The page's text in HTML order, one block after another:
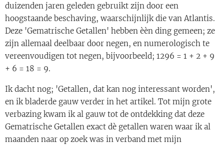
duizenden jaren geleden gebruikt zijn door een
hoogstaande beschaving, waarschijnlijk die van Atlantis.
Deze 'Gematrische Getallen' hebben èèn ding gemeen; ze
zijn allemaal deelbaar door negen, en numerologisch te
vereenvoudigen tot negen, bijvoorbeeld; 1296 = 1 + 2 + 9
+ 6 = 18 = 9.
Ik dacht nog; 'Getallen, dat kan nog interessant worden',
en ik bladerde gauw verder in het artikel. Tot mijn grote
verbazing kwam ik al gauw tot de ontdekking dat deze
Gematrische Getallen exact dè getallen waren waar ik al
maanden naar op zoek was in verband met mijn